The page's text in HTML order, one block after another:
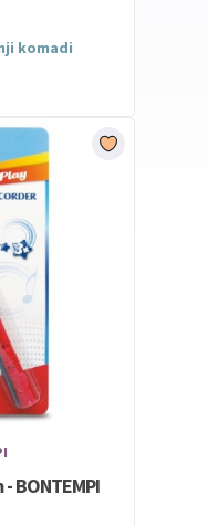
komadi
BONTEMPI